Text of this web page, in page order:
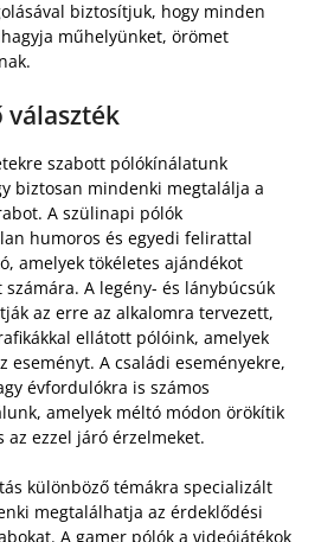
biztosítjuk, hogy minden
műhelyünket, örömet
szabott pólókínálatunk
biztosan mindenki megtalálja a
A szülinapi pólók
humoros és egyedi felirattal
amelyek tökéletes ajándékot
A legény- és lánybúcsúk
az erre az alkalomra tervezett,
ellátott pólóink, amelyek
eseményt. A családi eseményekre,
évfordulókra is számos
amelyek méltó módon örökítik
az ezzel járó érzelmeket.
különböző témákra specializált
megtalálhatja az érdeklődési
A gamer pólók a videójátékok